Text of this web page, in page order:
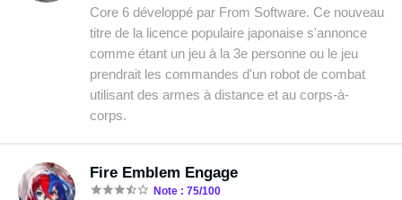
Core 6 développé par From Software. Ce nouveau
titre de la licence populaire japonaise s'annonce
comme étant un jeu à la 3e personne ou le jeu
prendrait les commandes d'un robot de combat
utilisant des armes à distance et au corps-à-
corps.
Fire Emblem Engage
Note : 75/100